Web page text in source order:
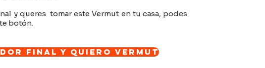
y queres tomar este Vermut en tu casa, podes
botón.
final y quiero Vermut